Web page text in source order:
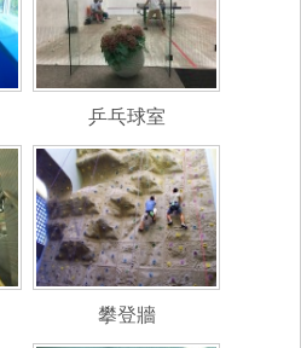
乒乓球室
攀登牆